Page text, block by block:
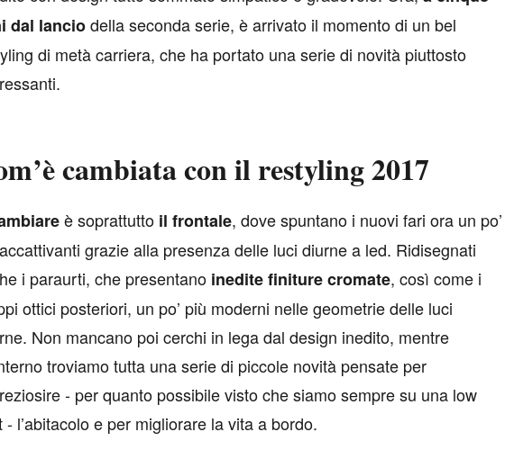
dal lanciodella seconda serie, è arrivato il momento di un bel
di metà carriera, che ha portato una serie di novità piuttosto
cambiata con il restyling 2017
è soprattutto il frontale, dove spuntano i nuovi fari ora un po’
grazie alla presenza delle luci diurne a led. Ridisegnati
i paraurti, che presentano inedite finiture cromate, così come i
ottici posteriori, un po’ più moderni nelle geometrie delle luci
Non mancano poi cerchi in lega dal design inedito, mentre
troviamo tutta una serie di piccole novità pensate per
- per quanto possibile visto che siamo sempre su una low
- l’abitacolo e per migliorare la vita a bordo.